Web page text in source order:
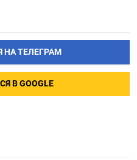
НА ТЕЛЕГРАМ
В GOOGLE